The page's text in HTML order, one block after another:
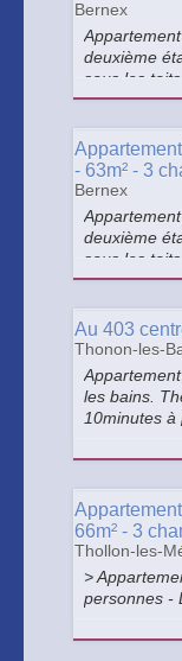
Bernex
deuxième
sous les
station ) et
- 63m² - 3
Bernex
deuxième
sous les
station ) et
Au 403
Thonon-les-
les bains.
10minutes
chambre 1
66m² - 3
Thollon-les-
>
personnes -